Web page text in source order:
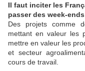
Il faut inciter les
passer des week-
Des projets comme
mettant en valeur les
mettre en valeur les
et secteur
cours de travail.